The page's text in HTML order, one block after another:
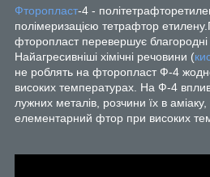
Фторопласт-4 -
полімеризацією тетрафтор
фторопласт перевершує благородні
Найагресивніші хімічні речовини (
не роблять на фторопласт Ф-4
високих температурах. На Ф-4
лужних металів, розчини їх в
елементарний фтор при високих